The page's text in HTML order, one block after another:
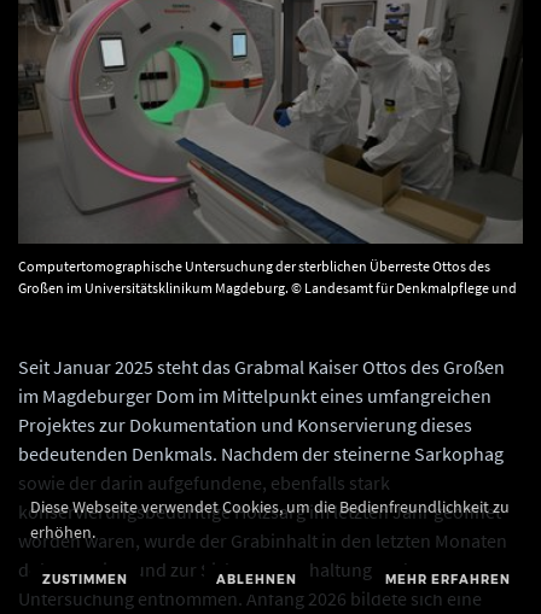
Diese Webseite verwendet Cookies, um die Bedienfreundlichkeit zu
erhöhen.
ZUSTIMMEN ABLEHNEN MEHR ERFAHREN
Computertomographische Untersuchung der sterblichen Überreste Ottos des
Großen im Universitätsklinikum Magdeburg. © Landesamt für Denkmalpflege und
Seit Januar 2025 steht das Grabmal Kaiser Ottos des Großen
im Magdeburger Dom im Mittelpunkt eines umfangreichen
Projektes zur Dokumentation und Konservierung dieses
bedeutenden Denkmals. Nachdem der steinerne Sarkophag
sowie der darin aufgefundene, ebenfalls stark
konservierungsbedürftige Holzsarg im letzten Jahr geöffnet
worden waren, wurde der Grabinhalt in den letzten Monaten
dokumentiert und zur Sicherung, Erhaltung und
Untersuchung entnommen. Anfang 2026 bildete sich eine